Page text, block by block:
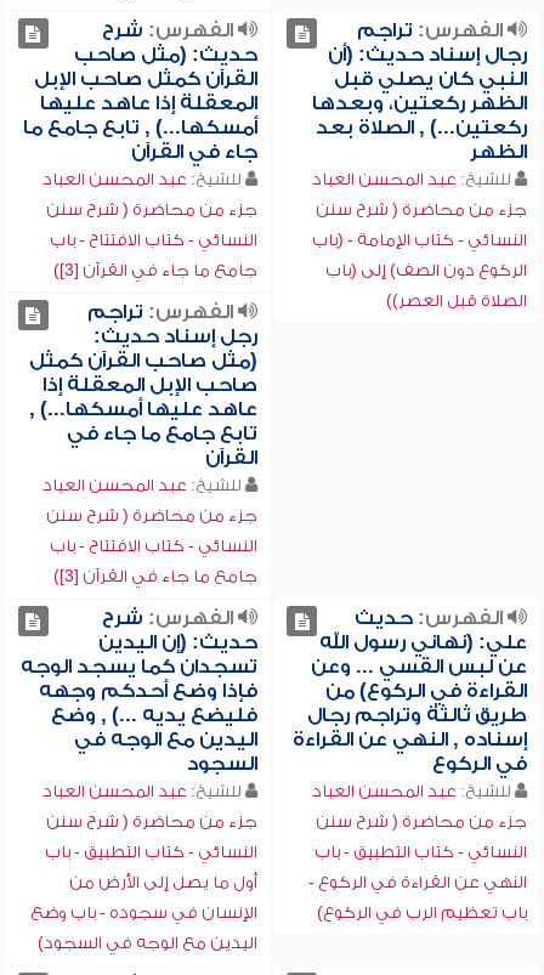
الفهرس: تراجم
رجال إسناد حديث: (أن
النبي كان يصلي قبل
الظهر ركعتين، وبعدها
ركعتين...) , الصلاة بعد
الظهر
للشيخ: عبد المحسن العباد
جزء من محاضرة ( شرح سنن
النسائي - كتاب الإمامة - (باب
الركوع دون الصف) إلى (باب
الصلاة قبل العصر))
الفهرس: شرح
حديث: (مثل صاحب
القرآن كمثل صاحب الإبل
المعقلة إذا عاهد عليها
أمسكها...) , تابع جامع ما
جاء في القرآن
للشيخ: عبد المحسن العباد
جزء من محاضرة ( شرح سنن
النسائي - كتاب الافتتاح - باب
جامع ما جاء في القرآن [3])
الفهرس: تراجم
رجل إسناد حديث:
(مثل صاحب القرآن كمثل
صاحب الإبل المعقلة إذا
عاهد عليها أمسكها...) ,
تابع جامع ما جاء في
القرآن
للشيخ: عبد المحسن العباد
جزء من محاضرة ( شرح سنن
النسائي - كتاب الافتتاح - باب
جامع ما جاء في القرآن [3])
الفهرس:حديث
علي: (نهاني رسول الله
عن لبس القسي ... وعن
القراءة في الركوع) من
طريق ثالثة وتراجم رجال
إسناده , النهي عن القراءة
في الركوع
للشيخ: عبد المحسن العباد
جزء من محاضرة ( شرح سنن
النسائي - كتاب التطبيق - باب
النهي عن القراءة في الركوع -
باب تعظيم الرب في الركوع)
الفهرس: شرح
حديث: (إن اليدين
تسجدان كما يسجد الوجه
فإذا وضع أحدكم وجهه
فليضع يديه ...) , وضع
اليدين مع الوجه في
السجود
للشيخ: عبد المحسن العباد
جزء من محاضرة ( شرح سنن
النسائي - كتاب التطبيق - باب
أول ما يصل إلى الأرض من
الإنسان في سجوده - باب وضع
اليدين مع الوجه في السجود)